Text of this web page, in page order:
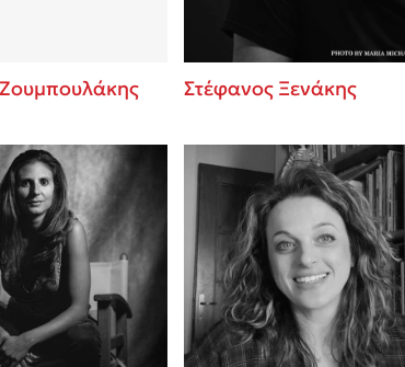
Στέφανος Ξενάκης